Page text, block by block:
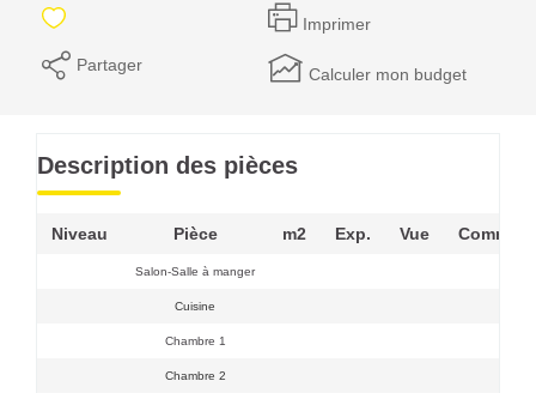
Imprimer
Partager Calculer mon budget
Description des pièces
Niveau Pièce m2 Exp. Vue
Salon-Salle à manger
Cuisine
Chambre 1
Chambre 2